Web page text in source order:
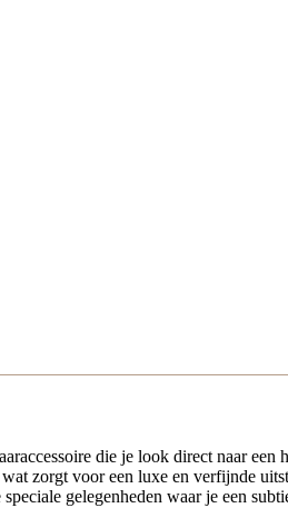
die je look direct naar
zorgt voor een luxe en verfijnde
gelegenheden waar je een